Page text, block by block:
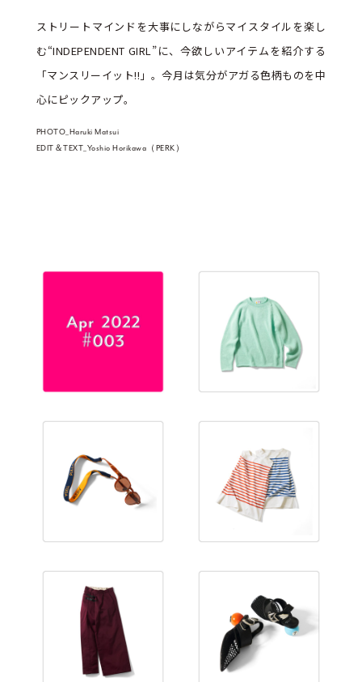
ストリートマインドを大事にしながらマイスタイルを楽し
む“INDEPENDENT GIRL”に、今欲しいアイテムを紹介する
「マンスリーイット!!」。今月は気分がアガる色柄ものを中
心にピックアップ。
PHOTO_Haruki Matsui
EDIT＆TEXT_Yoshio Horikawa（PERK）